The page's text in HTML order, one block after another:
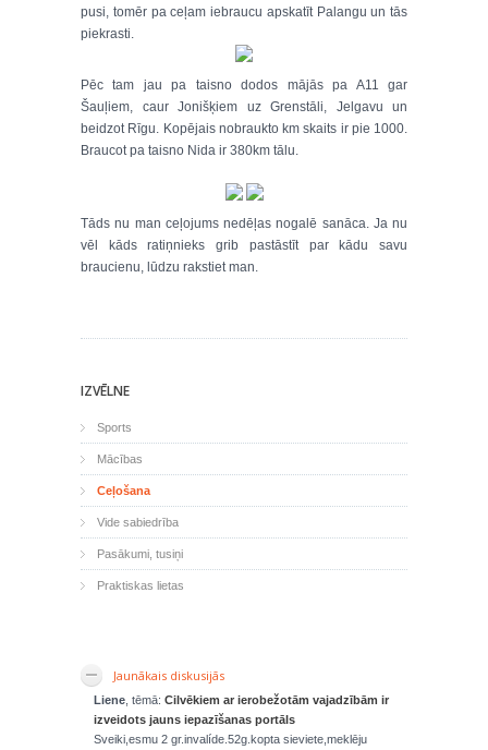
pusi, tomēr pa ceļam iebraucu apskatīt Palangu un tās
piekrasti.
Pēc tam jau pa taisno dodos mājās pa A11 gar
Šauļiem, caur Jonišķiem uz Grenstāli, Jelgavu un
beidzot Rīgu. Kopējais nobraukto km skaits ir pie 1000.
Braucot pa taisno Nida ir 380km tālu.
Tāds nu man ceļojums nedēļas nogalē sanāca. Ja nu
vēl kāds ratiņnieks grib pastāstīt par kādu savu
braucienu, lūdzu rakstiet man.
IZVĒLNE
Sports
Mācības
Ceļošana
Vide sabiedrība
Pasākumi, tusiņi
Praktiskas lietas
Jaunākais diskusijās
Liene , tēmā: Cilvēkiem ar ierobežotām vajadzībām ir
izveidots jauns iepazīšanas portāls
Sveiki,esmu 2 gr.invalíde.52g.kopta sieviete,meklēju